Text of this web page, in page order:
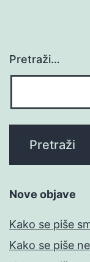
Pretraži…
Nove objave
Kako se piše
Kako se piše